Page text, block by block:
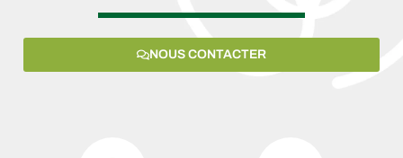
NOUS CONTACTER